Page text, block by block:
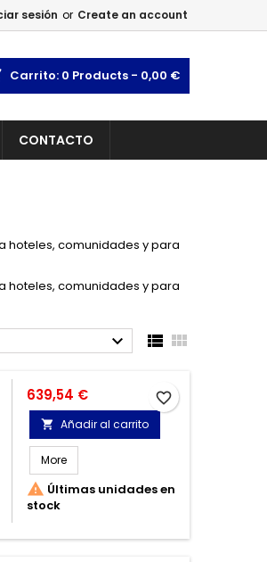
sesión or Create an account
Carrito: 0 Products - 0,00 €
CONTACTO
hoteles, comunidades y para
hoteles, comunidades y para
  
Precio
639,54 €
 Añadir al carrito
More
 Últimas unidades en
stock
favorite_border